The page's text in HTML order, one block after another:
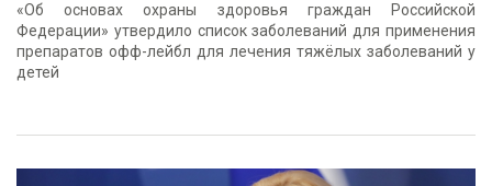
«Об основах охраны здоровья граждан Российской
Федерации» утвердило список заболеваний для применения
препаратов офф-лейбл для лечения тяжёлых заболеваний у
детей